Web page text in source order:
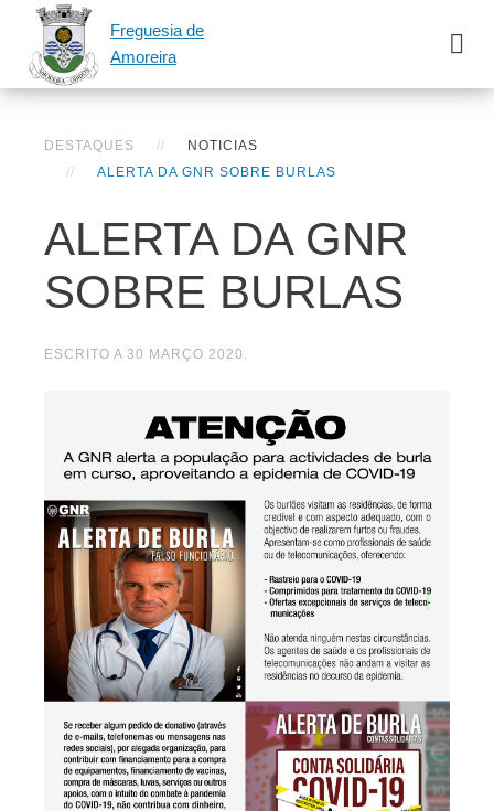
Freguesia de
Amoreira
DESTAQUES
NOTICIAS
ALERTA DA GNR SOBRE BURLAS
ALERTA DA GNR
SOBRE BURLAS
ESCRITO A 30 MARÇO 2020 .